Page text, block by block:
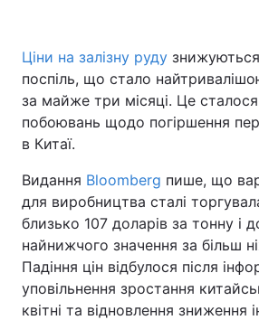
Головна Війна
Україна
Економіка
Спорт Наука
Техно і зв'язок Лайт
Зброя
Здоров'я Туризм
Ціни на залізну руду
поспіль, що стало
за майже три місяці. Це сталося
побоювань щодо погіршення
в Китаї.
Видання Bloomberg пише, що
для виробництва сталі
близько 107 доларів за тонну і
найнижчого значення за більш
Падіння цін відбулося після
уповільнення зростання
квітні та відновлення зниження